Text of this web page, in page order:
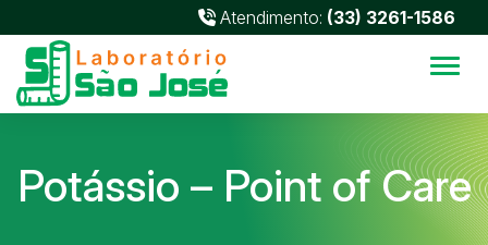
Atendimento: (33) 3261-1586
Potássio – Point of Care